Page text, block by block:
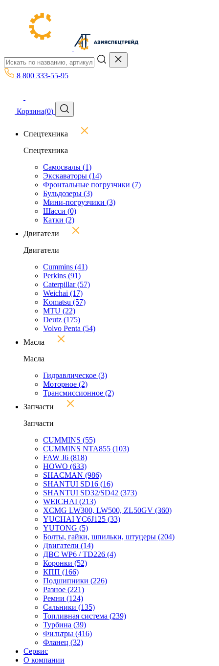
8 800 333-55-95
Корзина(0)
Спецтехника
Спецтехника
Самосвалы (1)
Экскаваторы (14)
Фронтальные погрузчики (7)
Бульдозеры (3)
Мини-погрузчики (3)
Шасси (0)
Катки (2)
Двигатели
Двигатели
Cummins (41)
Perkins (91)
Caterpillar(57)
Weichai (17)
Komatsu (57)
MTU (22)
Deutz (175)
Volvo Penta (54)
Масла
Масла
Гидравлическое (3)
Моторное (2)
Трансмиссионное (2)
Запчасти
Запчасти
CUMMINS (55)
CUMMINS NTA855 (103)
FAW J6 (818)
HOWO (633)
SHACMAN (986)
SHANTUI SD16 (16)
SHANTUI SD32/SD42 (373)
WEICHAI (213)
XCMG LW300, LW500, ZL50GV (360)
YUCHAI YC6J125 (33)
YUTONG (5)
Болты, гайки, шпильки, штуцеры (204)
Двигатели (14)
ДВС WP6 / TD226 (4)
Коронки (52)
КПП (166)
Подшипники (226)
Разное (221)
Ремни (124)
Сальники (135)
Топливная система (239)
Турбина (39)
Фильтры (416)
Фланец (32)
Сервис
О компании